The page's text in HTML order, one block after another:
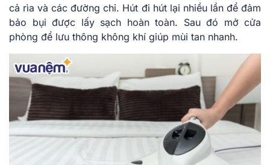
cả rìa và các đường chỉ. Hút đi hút lại nhiều lần để đảm
bảo bụi được lấy sạch hoàn toàn. Sau đó mở cửa
phòng để lưu thông không khí giúp mùi tan nhanh.